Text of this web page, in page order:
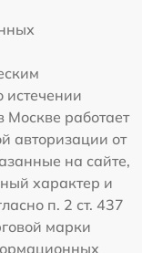
истечении
Москве работает
авторизации от
на сайте,
характер и
п. 2 ст. 437
марки